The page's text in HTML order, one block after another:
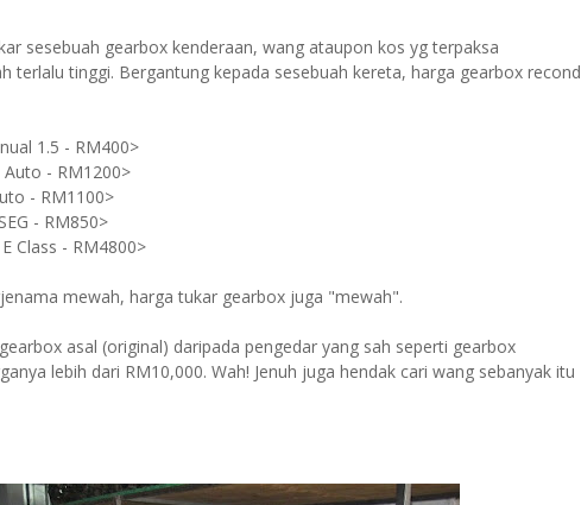
sesebuah gearbox kenderaan, wang ataupon kos yg terpaksa
terlalu tinggi. Bergantung kepada sesebuah kereta, harga gearbox recond
1.5 - RM400>
- RM1200>
- RM1100>
- RM850>
Class - RM4800>
mewah, harga tukar gearbox juga "mewah".
asal (original) daripada pengedar yang sah seperti gearbox
lebih dari RM10,000. Wah! Jenuh juga hendak cari wang sebanyak itu